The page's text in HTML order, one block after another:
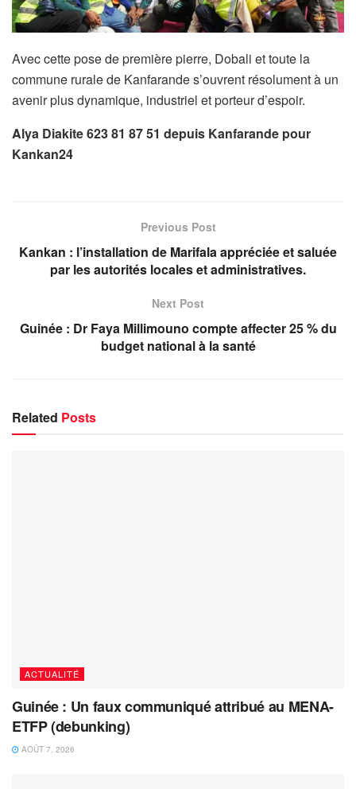
Avec cette pose de première pierre, Dobali et toute la
commune rurale de Kanfarande s’ouvrent résolument à un
avenir plus dynamique, industriel et porteur d’espoir.
Alya Diakite 623 81 87 51 depuis Kanfarande pour
Kankan24
Previous Post
Kankan : l’installation de Marifala appréciée et saluée
par les autorités locales et administratives.
Next Post
Guinée : Dr Faya Millimouno compte affecter 25 % du
budget national à la santé
Related Posts
ACTUALITÉ
Guinée : Un faux communiqué attribué au MENA-
ETFP (debunking)
AOÛT 7, 2026